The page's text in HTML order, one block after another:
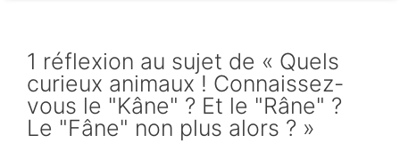
1 réflexion au sujet de « Quels
curieux animaux ! Connaissez-
vous le "Kâne" ? Et le "Râne" ?
Le "Fâne" non plus alors ? »